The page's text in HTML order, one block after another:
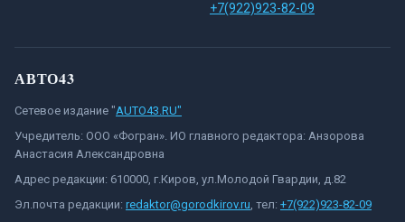
+7(922)923-82-09
АВТО43
Сетевое издание "AUTO43.RU"
Учредитель: ООО «Фогран». ИО главного редактора: Анзорова
Анастасия Александровна
Адрес редакции: 610000, г.Киров, ул.Молодой Гвардии, д.82
Эл.почта редакции: redaktor@gorodkirov.ru, тел: +7(922)923-82-09